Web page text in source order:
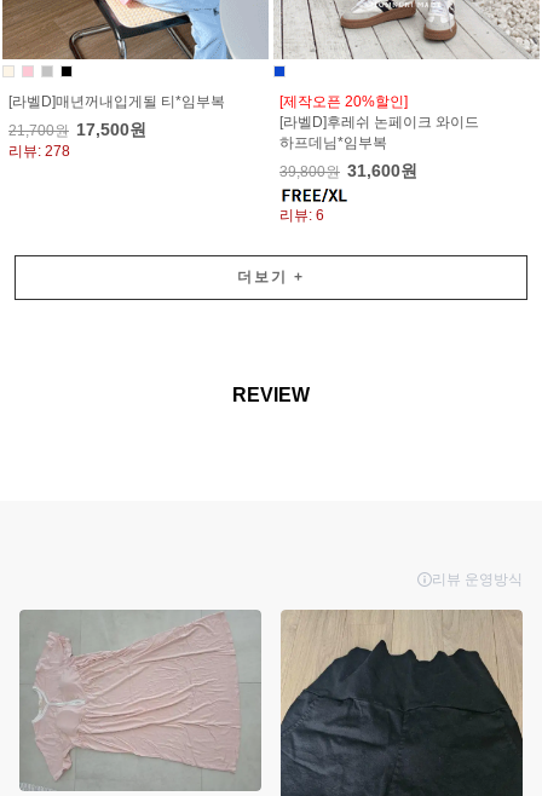
[라벨D]매년꺼내입게될 티*임부복
21,700원 17,500원
리뷰: 278
[제작오픈 20%할인]
[라벨D]후레쉬 논페이크 와이드
하프데님*임부복
39,800원 31,600원
리뷰: 6
더보기 +
REVIEW